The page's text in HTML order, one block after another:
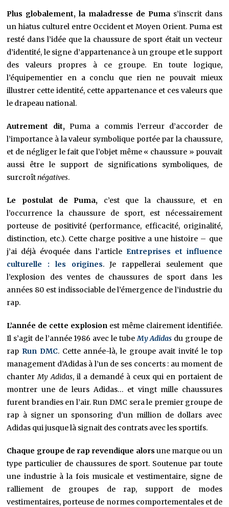
Plus globalement, la maladresse de Pumas’inscrit dans
un hiatus culturel entre Occident et Moyen Orient. Puma est
resté dans l’idée que la chaussure de sport était un vecteur
d’identité, le signe d’appartenance à un groupe et le support
des valeurs propres à ce groupe. En toute logique,
l’équipementier en a conclu que rien ne pouvait mieux
illustrer cette identité, cette appartenance et ces valeurs que
le drapeau national.
Autrement dit,Puma a commis l’erreur d’accorder de
l’importance à la valeur symbolique portée par la chaussure,
et de négliger le fait que l’objet même « chaussure » pouvait
aussi être le support de significations symboliques, de
surcroîtnégatives.
Le postulat de Puma, c’est que la chaussure, et en
l’occurrence la chaussure de sport, est nécessairement
porteuse de positivité (performance, efficacité, originalité,
distinction, etc.). Cette charge positive a une histoire – que
j’ai déjà évoquée dans l’article Entreprises et influence
culturelle : les origines. Je rappellerai seulement que
l’explosion des ventes de chaussures de sport dans les
années 80 est indissociable de l’émergence de l’industrie du
rap.
L’année de cette explosion est même clairement identifiée.
Il s’agit de l’année 1986 avec le tubeMy Adidas du groupe de
rap Run DMC. Cette année-là, le groupe avait invité le top
management d’Adidas à l’un de ses concerts : au moment de
chanterMy Adidas, il a demandé à ceux qui en portaient de
montrer une de leurs Adidas… et vingt mille chaussures
furent brandies en l’air. Run DMC sera le premier groupe de
rap à signer un sponsoring d’un million de dollars avec
Adidas qui jusque là signait des contrats avec les sportifs.
Chaque groupe de rap revendique alors une marque ou un
type particulier de chaussures de sport. Soutenue par toute
une industrie à la fois musicale et vestimentaire, signe de
ralliement de groupes de rap, support de modes
vestimentaires, porteuse de normes comportementales et de